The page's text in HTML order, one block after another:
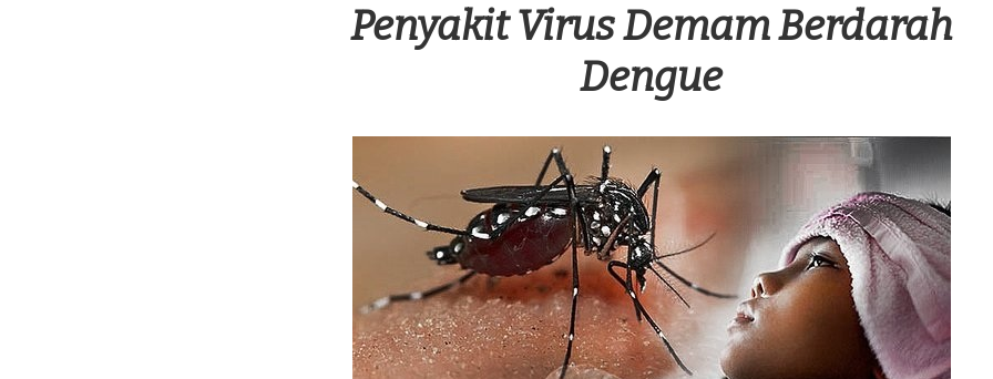
Penyakit Virus Demam Berdarah
Dengue